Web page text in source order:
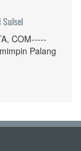
Sulsel
COM-----
Palang